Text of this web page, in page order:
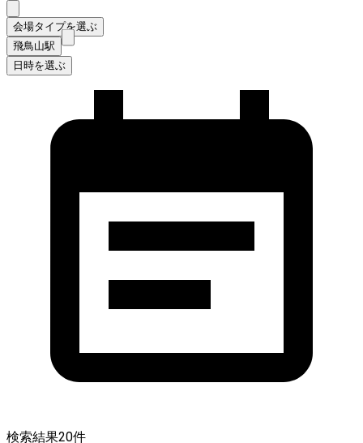
会場タイプを選ぶ
飛鳥山駅
日時を選ぶ
検索結果20件